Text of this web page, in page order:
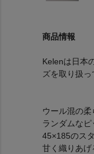
商品情報
Kelenは日本
ズを取り扱っ
ウール混の柔
ランダムなピ
45×185のス
甘く織りあげ